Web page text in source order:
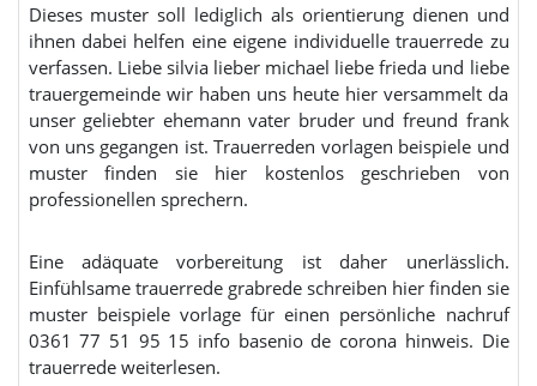
Dieses muster soll lediglich als orientierung dienen und
ihnen dabei helfen eine eigene individuelle trauerrede zu
verfassen. Liebe silvia lieber michael liebe frieda und liebe
trauergemeinde wir haben uns heute hier versammelt da
unser geliebter ehemann vater bruder und freund frank
von uns gegangen ist. Trauerreden vorlagen beispiele und
muster finden sie hier kostenlos geschrieben von
professionellen sprechern.
Eine adäquate vorbereitung ist daher unerlässlich.
Einfühlsame trauerrede grabrede schreiben hier finden sie
muster beispiele vorlage für einen persönliche nachruf
0361 77 51 95 15 info basenio de corona hinweis. Die
trauerrede weiterlesen.